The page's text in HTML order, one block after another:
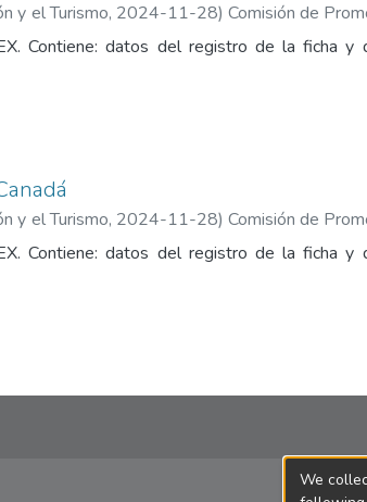
y el Turismo, 2024-11-28)Comisión de
Contiene: datos del registro de la ficha y
y el Turismo, 2024-11-28)Comisión de
Contiene: datos del registro de la ficha y
We